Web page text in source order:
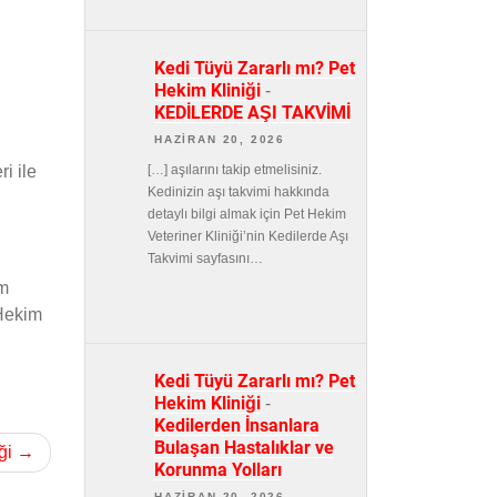
ile
Kedi Tüyü Zararlı mı? Pet
Hekim Kliniği -
KEDİLERDE AŞI TAKVİMİ
HAZIRAN 20, 2026
[…] aşılarını takip etmelisiniz.
Kedinizin aşı takvimi hakkında
detaylı bilgi almak için Pet Hekim
Veteriner Kliniği’nin Kedilerde Aşı
Takvimi sayfasını…
Kedi Tüyü Zararlı mı? Pet
Hekim Kliniği -
Kedilerden İnsanlara
Bulaşan Hastalıklar ve
Korunma Yolları